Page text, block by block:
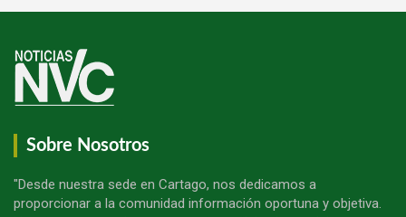
Sobre Nosotros
"Desde nuestra sede en Cartago, nos dedicamos a
proporcionar a la comunidad información oportuna y objetiva.